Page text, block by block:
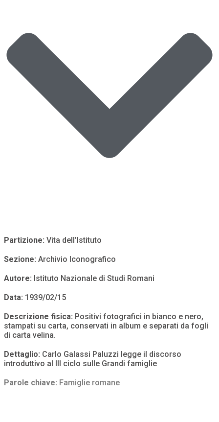
Partizione: Vita dell’Istituto
Sezione: Archivio Iconografico
Autore: Istituto Nazionale di Studi Romani
Data: 1939/02/15
Descrizione fisica: Positivi fotografici in bianco e nero,
stampati su carta, conservati in album e separati da fogli
di carta velina.
Dettaglio: Carlo Galassi Paluzzi legge il discorso
introduttivo al III ciclo sulle Grandi famiglie
Parole chiave: Famiglie romane